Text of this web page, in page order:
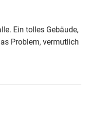
Ein tolles Gebäude,
Problem, vermutlich